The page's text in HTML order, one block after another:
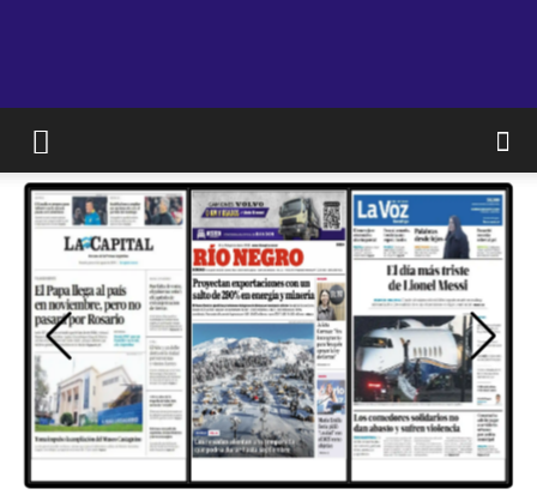
JAM
WEB